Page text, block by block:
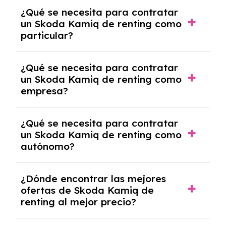
pero puede haber penalizaciones por
cancelación anticipada. Es importante revisar
las condiciones del contrato y hablar con un
experto que te asesore.
¿Qué se necesita para contratar
un Skoda Kamiq de renting como
particular?
y, en algunos casos, una consulta de solvencia
crediticia y un pago inicial.
¿Qué se necesita para contratar
un Skoda Kamiq de renting como
empresa?
documentación financiera y, en algunos
casos, un informe de solvencia de la empresa
y un pago inicial.
¿Qué se necesita para contratar
un Skoda Kamiq de renting como
autónomo?
autónomos, justificante de ingresos y, en
algunos casos, un informe fiscal y un pago
inicial.
¿Dónde encontrar las mejores
ofertas de Skoda Kamiq de
renting al mejor precio?